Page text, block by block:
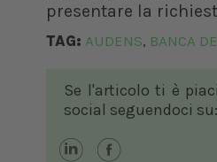
presentare la
TAG: AUDENS, BANCA
Se l'articolo ti è
social seguendoci su: